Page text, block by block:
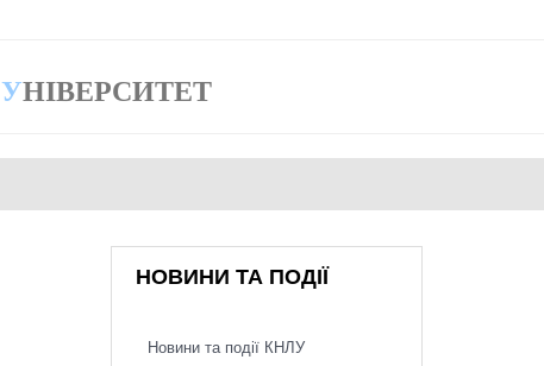
УНІВЕРСИТЕТ
НОВИНИ ТА ПОДІЇ
Новини та події КНЛУ